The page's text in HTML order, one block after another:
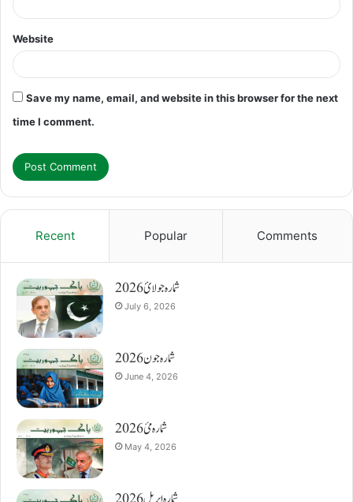
Website
Save my name, email, and website in this browser for the next
time I comment.
Recent Popular Comments
شمارہ جولائ 2026
July 6, 2026
شمارہ جون 2026
June 4, 2026
شمارہ مئ 2026
May 4, 2026